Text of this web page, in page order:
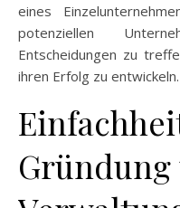
eines
potenziellen
Entscheidungen zu
ihren Erfolg zu entwickeln.
Gründung